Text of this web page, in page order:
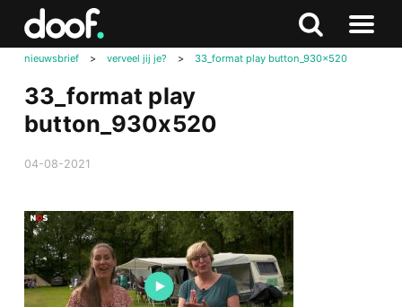
Zoeken
Naar
nieuwsbrief > verveel jij je? > 33_format play button_930x520
33_format play
button_930x520
04-08-2021
Doof.nl
Zoeken
naar